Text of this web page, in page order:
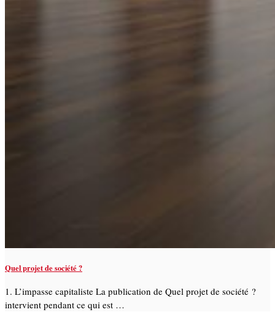
Quel projet de société ?
1. L’impasse capitaliste La publication de Quel projet de société ?
intervient pendant ce qui est …